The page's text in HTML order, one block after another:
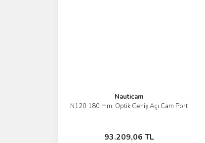
Nauticam
N120 180 mm. Optik Geniş Açı Cam Port
93.209,06 TL
İncele
Sepete Ekle